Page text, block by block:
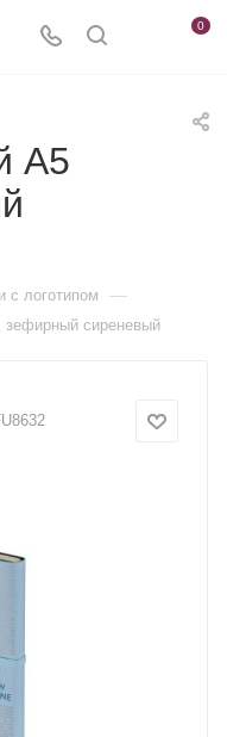
0
А5
c логотипом —
зефирный сиреневый